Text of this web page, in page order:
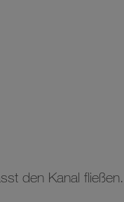
den Kanal